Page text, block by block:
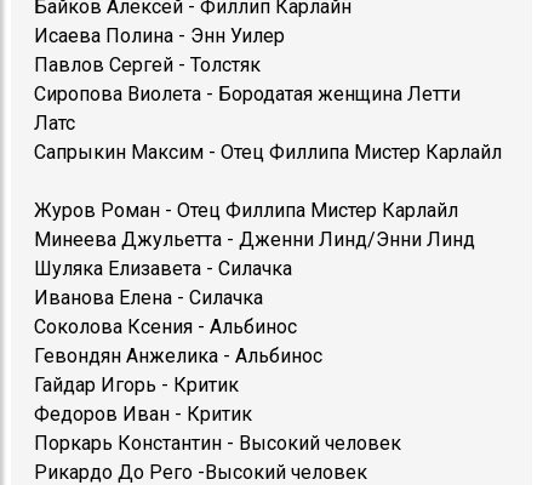
Байков Алексей - Филлип Карлайн
Исаева Полина - Энн Уилер
Павлов Сергей - Толстяк
Сиропова Виолета - Бородатая женщина Летти
Латс
Сапрыкин Максим - Отец Филлипа Мистер Карлайл
Журов Роман - Отец Филлипа Мистер Карлайл
Минеева Джульетта - Дженни Линд/Энни Линд
Шуляка Елизавета - Силачка
Иванова Елена - Силачка
Соколова Ксения - Альбинос
Гевондян Анжелика - Альбинос
Гайдар Игорь - Критик
Федоров Иван - Критик
Поркарь Константин - Высокий человек
Рикардо До Рего -Высокий человек